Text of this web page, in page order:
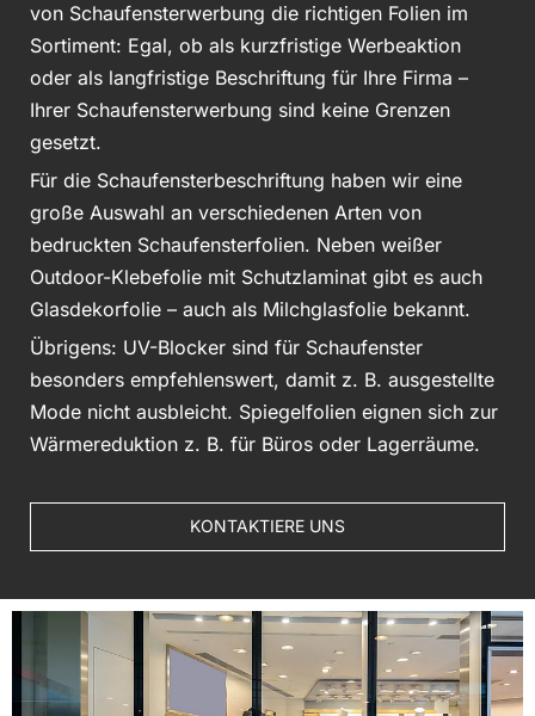
von Schaufensterwerbung die richtigen Folien im
Sortiment: Egal, ob als kurzfristige Werbeaktion
oder als langfristige Beschriftung für Ihre Firma –
Ihrer Schaufensterwerbung sind keine Grenzen
gesetzt.
Für die Schaufensterbeschriftung haben wir eine
große Auswahl an verschiedenen Arten von
bedruckten Schaufensterfolien. Neben weißer
Outdoor-Klebefolie mit Schutzlaminat gibt es auch
Glasdekorfolie – auch als Milchglasfolie bekannt.
Übrigens: UV-Blocker sind für Schaufenster
besonders empfehlenswert, damit z. B. ausgestellte
Mode nicht ausbleicht. Spiegelfolien eignen sich zur
Wärmereduktion z. B. für Büros oder Lagerräume.
KONTAKTIERE UNS